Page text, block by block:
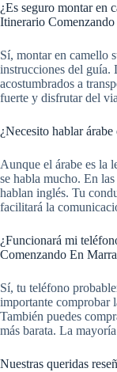
¿Es seguro montar en
Itinerario
Sí, montar en camello
instrucciones del guía.
acostumbrados a
fuerte y disfrutar del
¿Necesito hablar árabe
Aunque el árabe es la
se habla mucho. En
hablan inglés. Tu
facilitará la
¿Funcionará mi
Comenzando En
Sí, tu teléfono
importante comprobar
También puedes
más barata. La
Nuestras queridas